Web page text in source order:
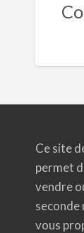
Ce site
permet
vendre
seconde
vous